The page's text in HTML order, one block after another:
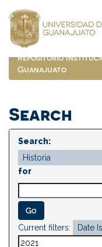
navigation
Repositorio
Guanajuato
Search
Search:
for
Current filters: